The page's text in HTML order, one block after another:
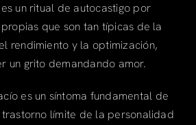
un ritual de autocastigo por
que son tan típicas de la
rendimiento y la optimización,
un grito demandando amor.
es un síntoma fundamental de
límite de la personalidad